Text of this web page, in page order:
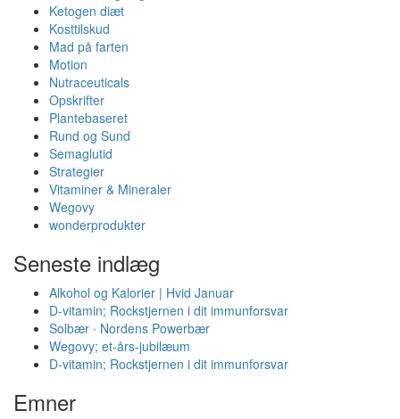
Ketogen diæt
Kosttilskud
Mad på farten
Motion
Nutraceuticals
Opskrifter
Plantebaseret
Rund og Sund
Semaglutid
Strategier
Vitaminer & Mineraler
Wegovy
wonderprodukter
Seneste indlæg
Alkohol og Kalorier | Hvid Januar
D-vitamin; Rockstjernen i dit immunforsvar
Solbær ∙ Nordens Powerbær
Wegovy; et-års-jubilæum
D-vitamin; Rockstjernen i dit immunforsvar
Emner